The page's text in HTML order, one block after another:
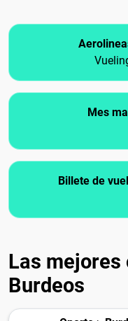
Mes
Billete de
Las mejores
Burdeos